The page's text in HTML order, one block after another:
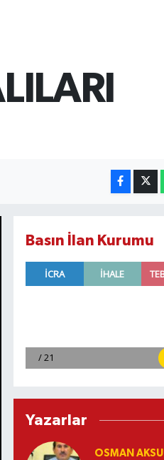
Basın İlan Kurumu
Yazarlar
OSMAN AKSU